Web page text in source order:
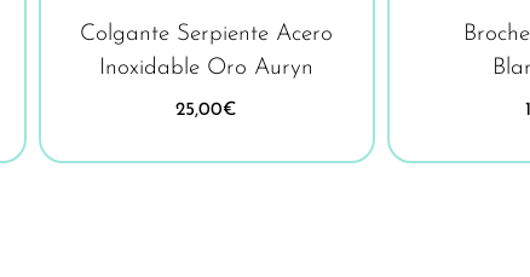
Colgante Serpiente Acero
Inoxidable Oro Auryn
25,00€